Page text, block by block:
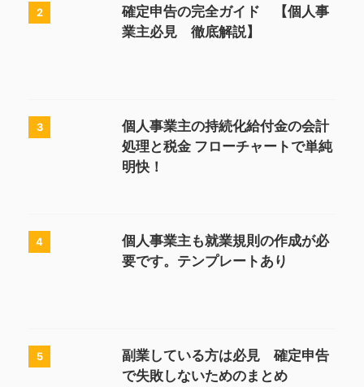
2
確定申告の完全ガイド 【個人事
業主必見 徹底解説】
3
個人事業主の持続化給付金の会計
処理と税金 フローチャートで単純
明快！
4
個人事業主も就業規則の作成が必
要です。テンプレートあり
5
副業している方は必見 確定申告
で失敗しないためのまとめ